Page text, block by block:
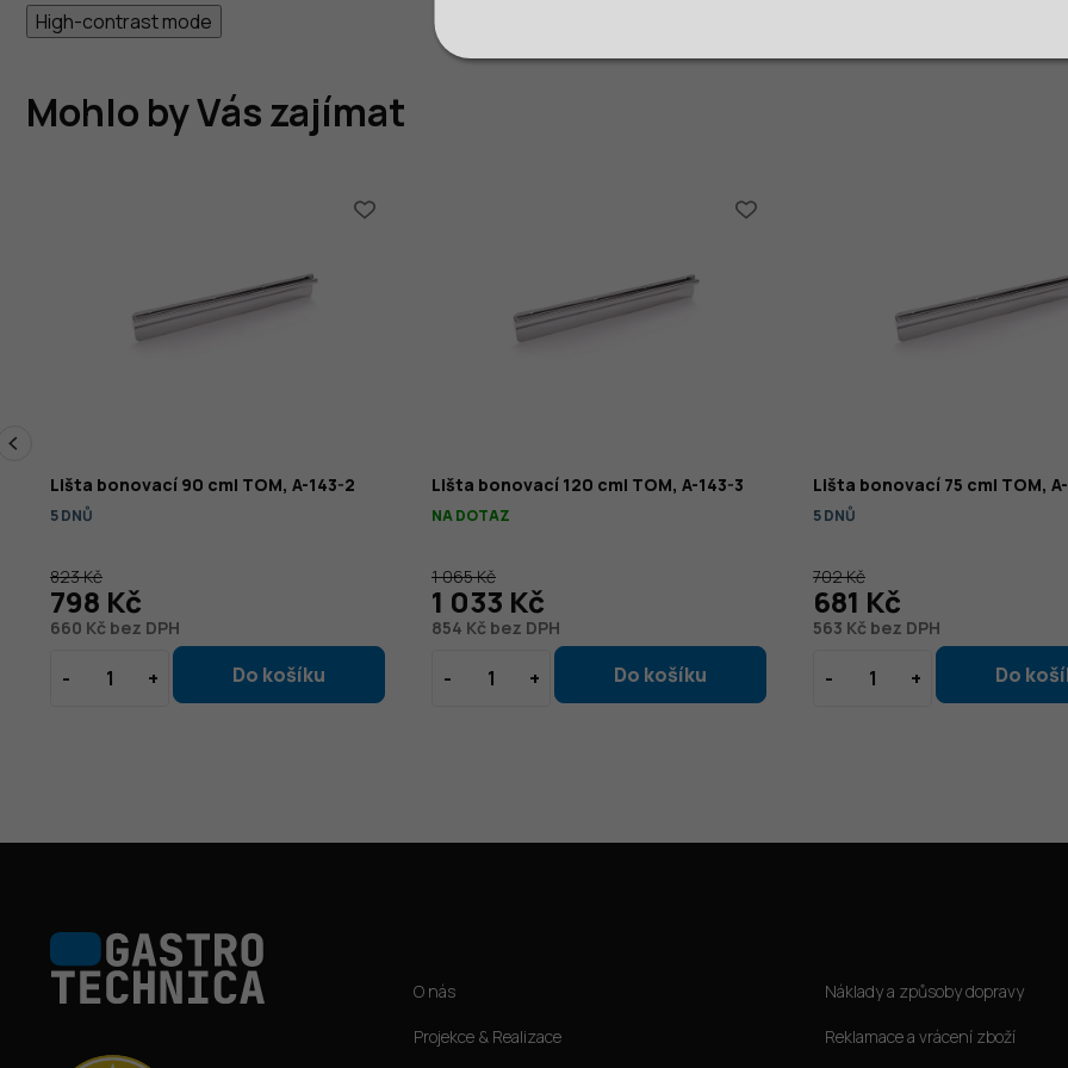
High-contrast mode
Mohlo by Vás zajímat
Lišta bonovací 90 cm| TOM, A-143-2
5 DNŮ
660 Kč bez DPH
823 Kč
798 Kč
Lišta bonovací 120 cm| TOM, A-143-3
NA DOTAZ
854 Kč bez DPH
1 065 Kč
1 033 Kč
Lišta bonovací 75 cm| TOM, A-
5 DNŮ
563 Kč bez DPH
702 Kč
681 Kč
O nás
Projekce & Realizace
Náklady a způsoby dopravy
Reklamace a vrácení zboží